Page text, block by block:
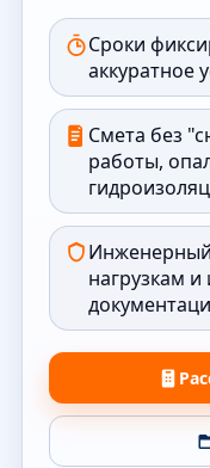
Сроки
аккуратное
Смета без
работы,
Инженерный
нагрузкам